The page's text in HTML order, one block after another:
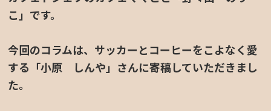
こ」です。
今回のコラムは、サッカーとコーヒーをこよなく愛
する「小原 しんや」さんに寄稿していただきまし
た。